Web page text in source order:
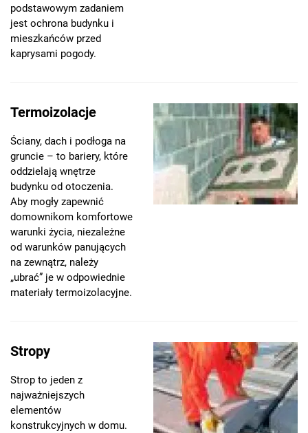
podstawowym zadaniem
jest ochrona budynku i
mieszkańców przed
kaprysami pogody.
Termoizolacje
Ściany, dach i podłoga na
gruncie – to bariery, które
oddzielają wnętrze
budynku od otoczenia.
Aby mogły zapewnić
domownikom komfortowe
warunki życia, niezależne
od warunków panujących
na zewnątrz, należy
„ubrać” je w odpowiednie
materiały termoizolacyjne.
Stropy
Strop to jeden z
najważniejszych
elementów
konstrukcyjnych w domu.